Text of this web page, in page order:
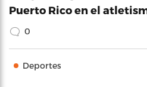
Puerto Rico en el
0
Deportes